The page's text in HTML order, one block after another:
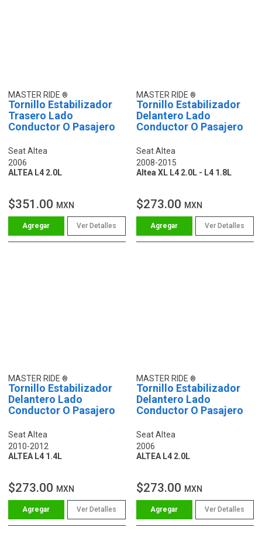
MASTER RIDE
Tornillo Estabilizador
Trasero Lado
Conductor O Pasajero
Seat Altea
2006
ALTEA L4 2.0L
$351.00 MXN
Ver Detalles
MASTER RIDE
Tornillo Estabilizador
Delantero Lado
Conductor O Pasajero
Seat Altea
2008-2015
Altea XL L4 2.0L - L4 1.8L
$273.00 MXN
Ver Detalles
MASTER RIDE
Tornillo Estabilizador
Delantero Lado
Conductor O Pasajero
Seat Altea
2010-2012
ALTEA L4 1.4L
$273.00 MXN
Ver Detalles
MASTER RIDE
Tornillo Estabilizador
Delantero Lado
Conductor O Pasajero
Seat Altea
2006
ALTEA L4 2.0L
$273.00 MXN
Ver Detalles